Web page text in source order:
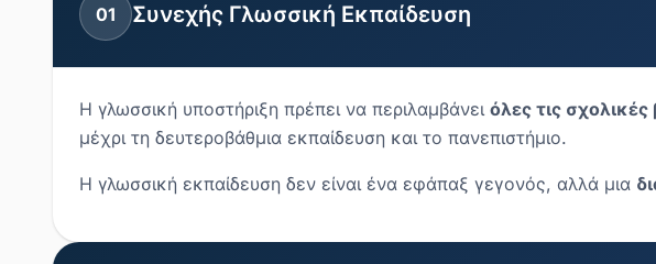
01 Συνεχής Γλωσσική Εκπαίδευση
Η γλωσσική υποστήριξη πρέπει να περιλαμβάνει όλες τις σχολικές
μέχρι τη δευτεροβάθμια εκπαίδευση και το πανεπιστήμιο.
Η γλωσσική εκπαίδευση δεν είναι ένα εφάπαξ γεγονός, αλλά μια